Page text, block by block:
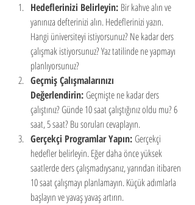
Hedeflerinizi Belirleyin: Bir kahve alın ve
yanınıza defterinizi alın. Hedeflerinizi yazın.
Hangi üniversiteyi istiyorsunuz? Ne kadar ders
çalışmak istiyorsunuz? Yaz tatilinde ne yapmayı
planlıyorsunuz?
Geçmiş Çalışmalarınızı
Değerlendirin: Geçmişte ne kadar ders
çalıştınız? Günde 10 saat çalıştığınız oldu mu? 6
saat, 5 saat? Bu soruları cevaplayın.
Gerçekçi Programlar Yapın: Gerçekçi
hedefler belirleyin. Eğer daha önce yüksek
saatlerde ders çalışmadıysanız, yarından itibaren
10 saat çalışmayı planlamayın. Küçük adımlarla
başlayın ve yavaş yavaş artırın.